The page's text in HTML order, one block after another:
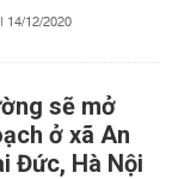
14/12/2020
sẽ mở
ở xã An
Đức, Hà Nội